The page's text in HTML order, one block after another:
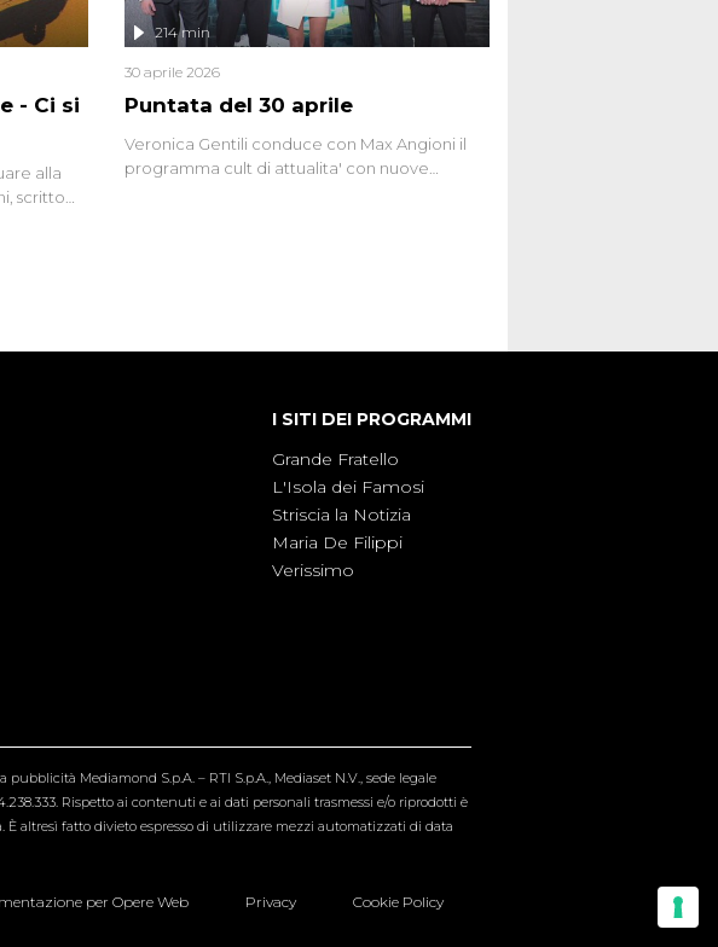
- Ci si
alla
scritto
Puntata del 30 aprile
214 min
30 aprile 2026
Veronica Gentili conduce con Max Angioni il
programma cult di attualita' con nuove
I SITI DEI PROGRAMMI
Grande Fratello
L'Isola dei Famosi
Striscia la Notizia
Maria De Filippi
Verissimo
Mediamond S.p.A. – RTI S.p.A., Mediaset N.V., sede legale
Rispetto ai contenuti e ai dati personali trasmessi e/o riprodotti è
altresì fatto divieto espresso di utilizzare mezzi automatizzati di data
per Opere Web Privacy Cookie Policy